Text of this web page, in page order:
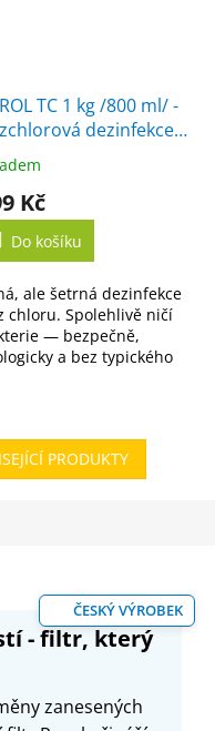
TC 1 kg /800 ml/ -
dezinfekce
Kč
Do košíku
ale šetrná dezinfekce
chloru. Spolehlivě ničí
— bezpečně,
a bez typického
PRODUKTY
ČESKÝ VÝROBEK
- filtr, který
zanesených